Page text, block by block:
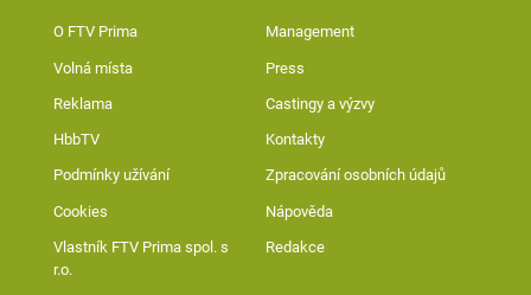
O FTV Prima Management
Volná místa Press
Reklama Castingy a výzvy
HbbTV Kontakty
Podmínky užívání Zpracování osobních údajů
Cookies Nápověda
Vlastník FTV Prima spol. s
r.o.
Redakce